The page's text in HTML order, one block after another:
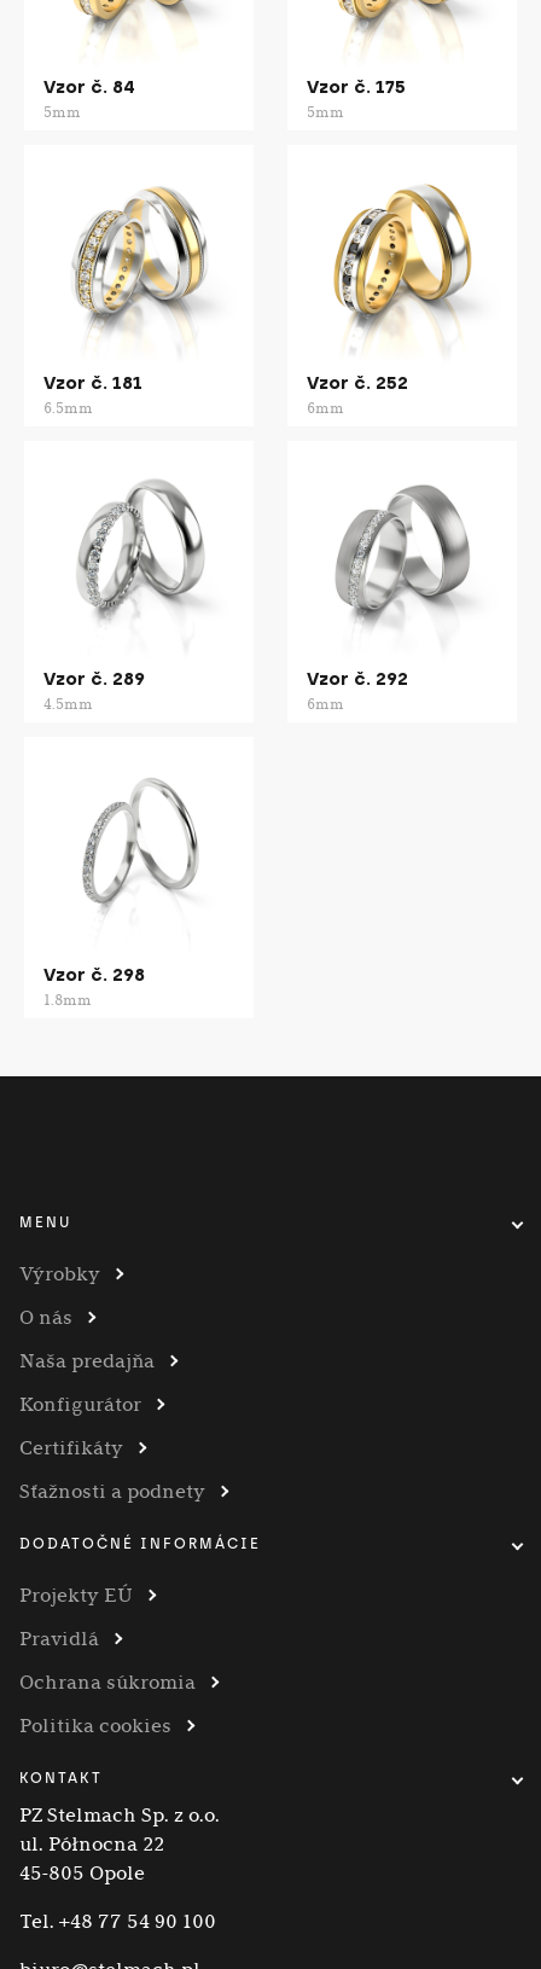
Vzor č. 84
5mm
Vzor č. 175
5mm
Vzor č. 181
6.5mm
Vzor č. 252
6mm
Vzor č. 289
4.5mm
Vzor č. 292
6mm
Vzor č. 298
1.8mm
MENU
Výrobky
O nás
Naša predajňa
Konfigurátor
Certifikáty
Sťažnosti a podnety
DODATOČNÉ INFORMÁCIE
Projekty EÚ
Pravidlá
Ochrana súkromia
Politika cookies
KONTAKT
PZ Stelmach Sp. z o.o.
ul. Północna 22
45-805 Opole
Tel. +48 77 54 90 100